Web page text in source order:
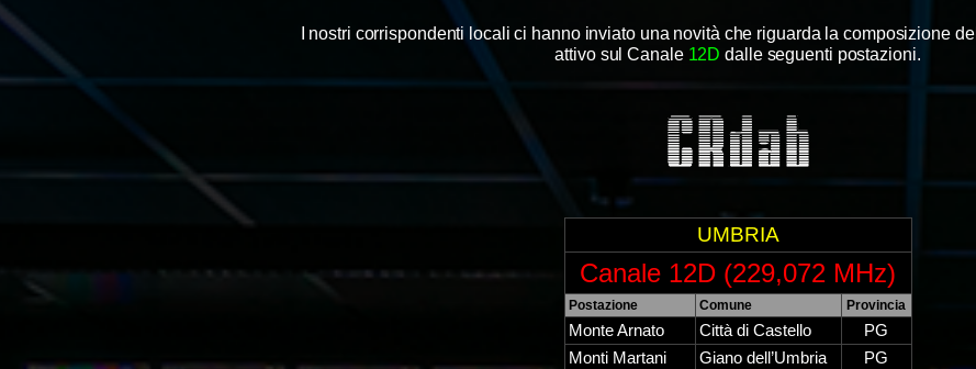
I nostri corrispondenti locali ci hanno inviato una novità che riguarda la composizione del
attivo sul Canale 12D dalle seguenti postazioni.
UMBRIA
Canale 12D (229,072 MHz)
Postazione Comune Provincia
Monte Arnato Città di Castello
PG
Monti Martani
Giano dell’Umbria
PG